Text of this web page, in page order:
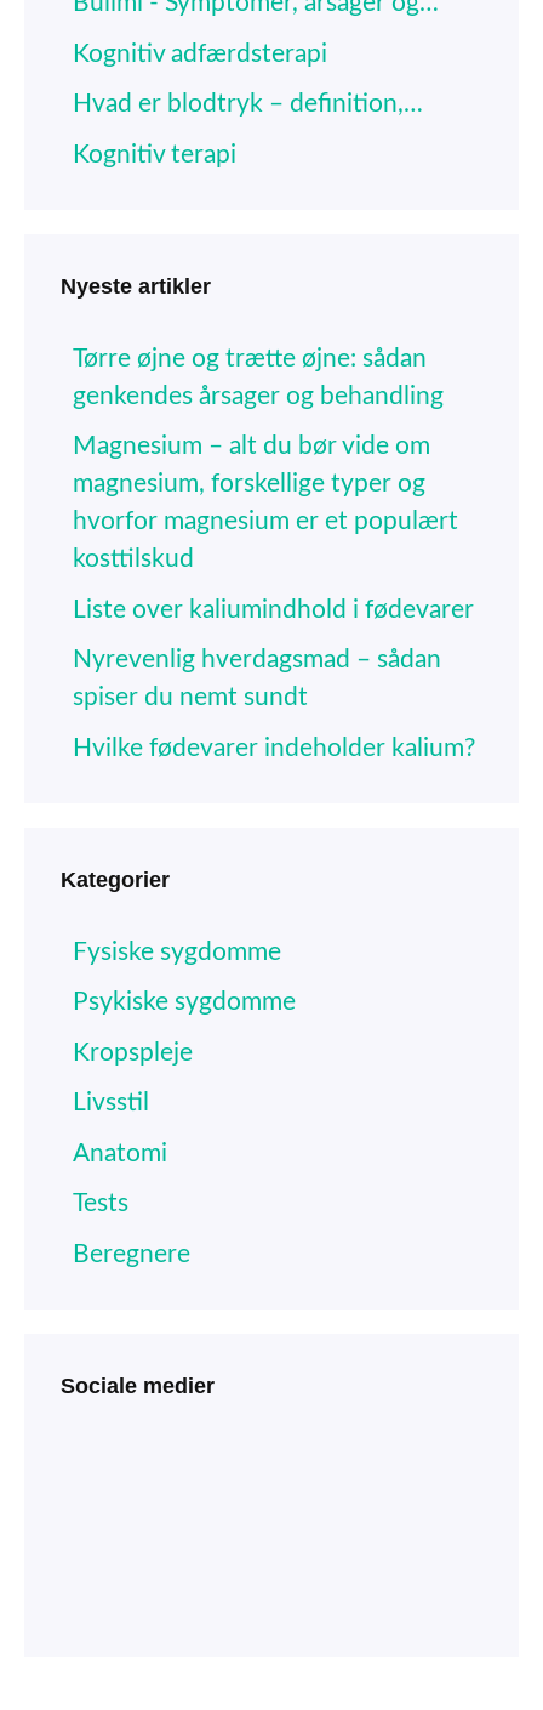
Kognitiv adfærdsterapi
Hvad er blodtryk – definition,…
Kognitiv terapi
Nyeste artikler
Tørre øjne og trætte øjne: sådan
genkendes årsager og behandling
Magnesium – alt du bør vide om
magnesium, forskellige typer og
hvorfor magnesium er et populært
kosttilskud
Liste over kaliumindhold i fødevarer
Nyrevenlig hverdagsmad – sådan
spiser du nemt sundt
Hvilke fødevarer indeholder kalium?
Kategorier
Fysiske sygdomme
Psykiske sygdomme
Kropspleje
Livsstil
Anatomi
Tests
Beregnere
Sociale medier